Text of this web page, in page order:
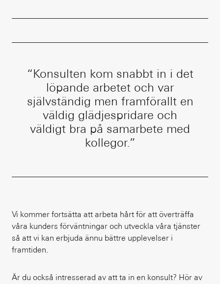
“Konsulten kom snabbt in i det
löpande arbetet och var
självständig men framförallt en
väldig glädjespridare och
väldigt bra på samarbete med
kollegor. ”
Vi kommer fortsätta att arbeta hårt för att överträffa
våra kunders förväntningar och utveckla våra tjänster
så att vi kan erbjuda ännu bättre upplevelser i
framtiden.
Är du också intresserad av att ta in en konsult? Hör av